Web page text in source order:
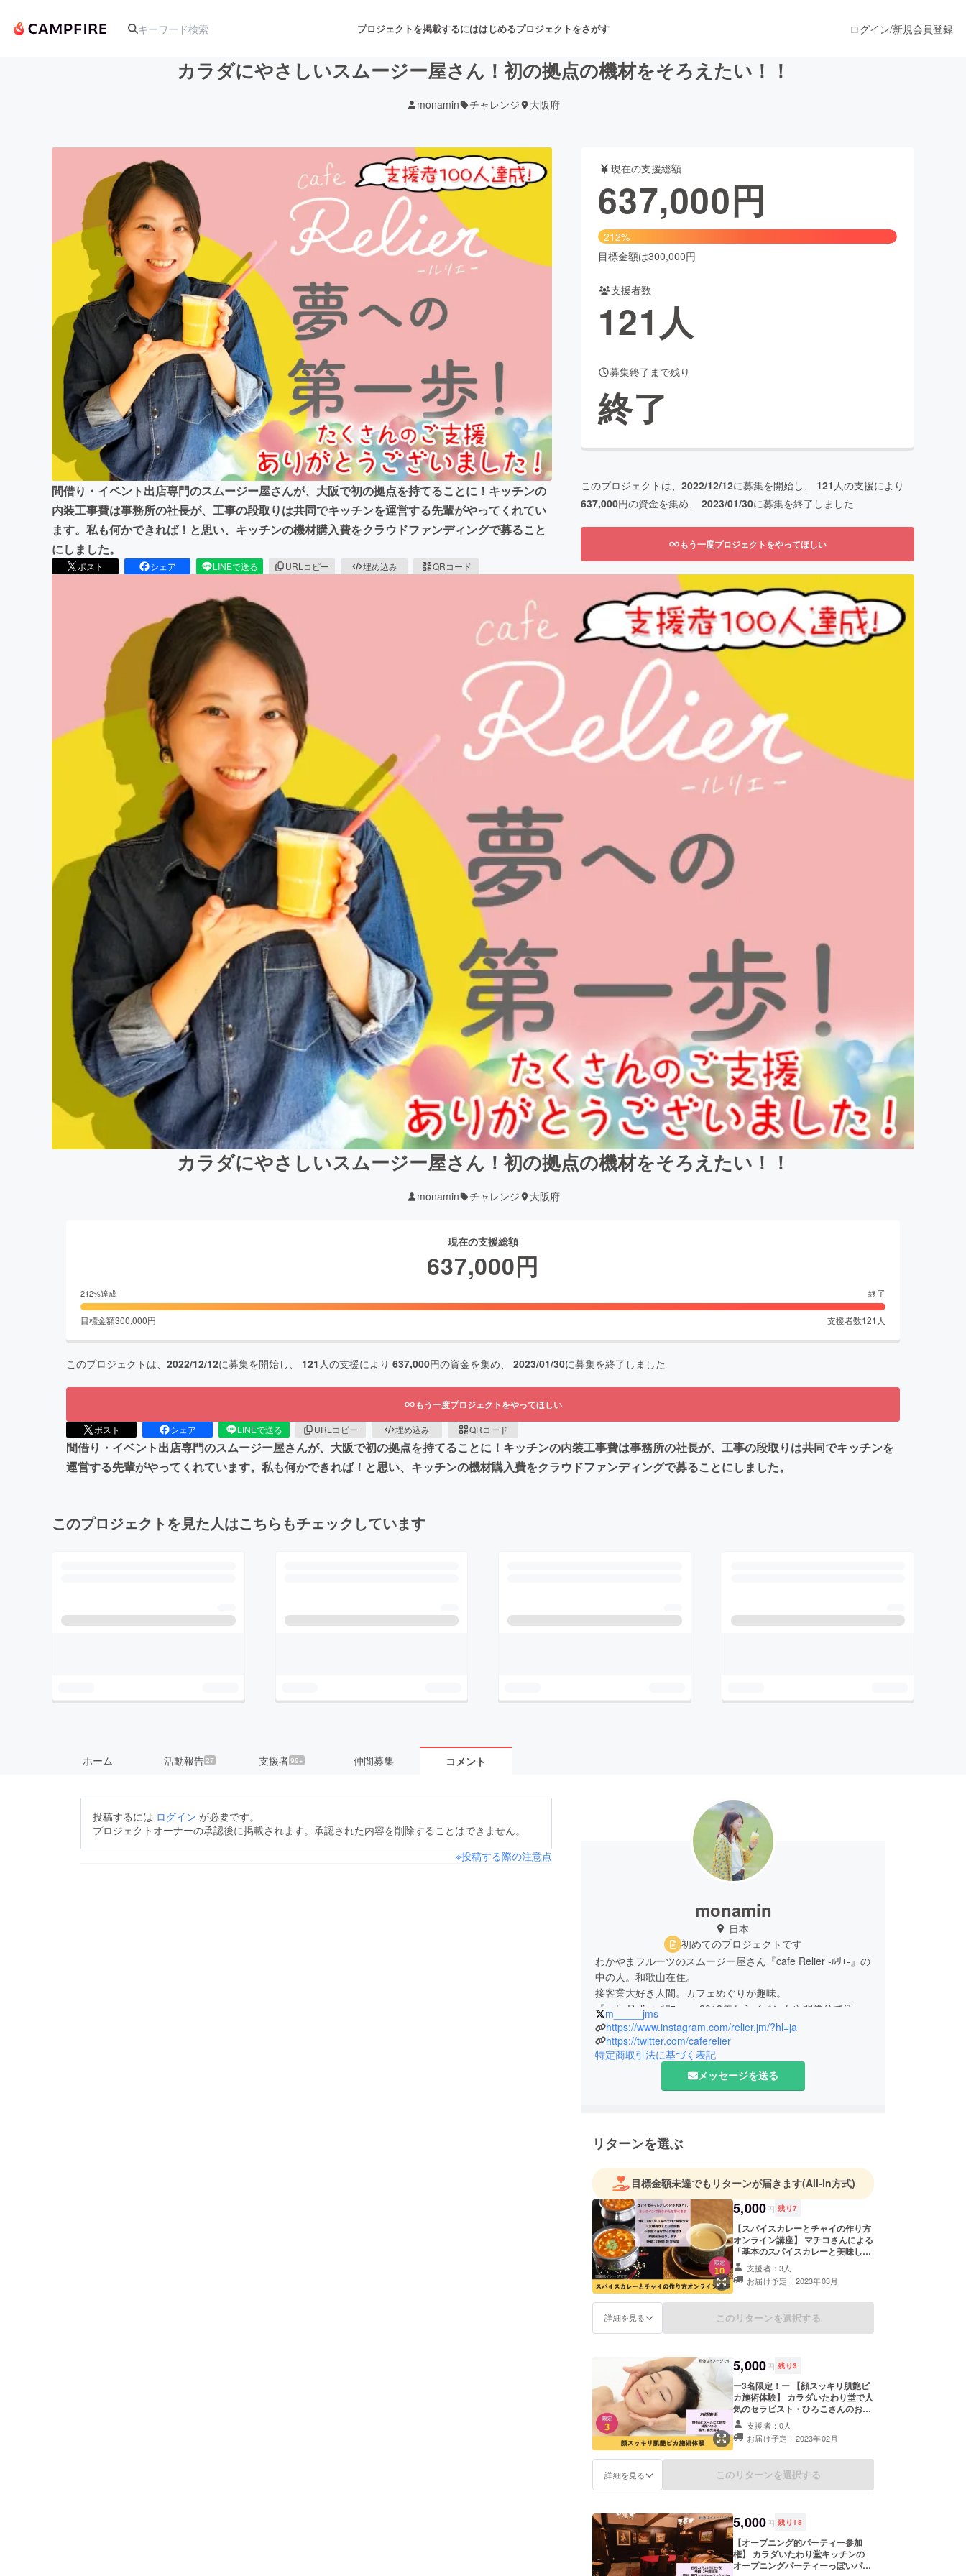
プロジェクトを掲載するにははじめるプロジェクトをさがす
アート・写真 音楽 舞台・パフォーマンス
テクノロジー・ガジェット ゲーム・サービス開発 ファッション
映像・映画 書籍・雑誌出版
ビジネス・起業 チャレンジ ビューティー・ヘルスケア
まちづくり・地域活性化
CAMPFIRE for Social Good CAMPFIRE Creation
CAMPFIREふるさと納税
machi-ya
ログイン/新規会員登録
カラダにやさしいスムージー屋さん！初の拠点の機材をそろえたい！！
monamin チャレンジ 大阪府
間借り・イベント出店専門のスムージー屋さんが、大阪で初の拠点を持てることに！キッチンの
内装工事費は事務所の社長が、工事の段取りは共同でキッチンを運営する先輩がやってくれてい
ます。私も何かできれば！と思い、キッチンの機材購入費をクラウドファンディングで募ること
にしました。
ポスト シェア LINEで送る URLコピー 埋め込み QRコード
現在の支援総額
637,000円
212%
目標金額は300,000円
支援者数
121人
募集終了まで残り
終了
このプロジェクトは、 2022/12/12に募集を開始し、 121 人の支援により
637,000円の資金を集め、 2023/01/30に募集を終了しました
もう一度プロジェクトをやってほしい
カラダにやさしいスムージー屋さん！初の拠点の機材をそろえたい！！
monamin チャレンジ 大阪府
現在の支援総額
637,000円
212%達成 終了
目標金額300,000円 支援者数121 人
このプロジェクトは、 2022/12/12に募集を開始し、 121 人の支援により 637,000円の資金を集め、 2023/01/30に募集を終了しました
もう一度プロジェクトをやってほしい
ポスト シェア LINEで送る URLコピー 埋め込み QRコード
間借り・イベント出店専門のスムージー屋さんが、大阪で初の拠点を持てることに！キッチンの内装工事費は事務所の社長が、工事の段取りは共同でキッチンを
運営する先輩がやってくれています。私も何かできれば！と思い、キッチンの機材購入費をクラウドファンディングで募ることにしました。
このプロジェクトを見た人はこちらもチェックしています
ホーム 活動報告27 支援者99+ 仲間募集 コメント
投稿するには ログイン が必要です。
プロジェクトオーナーの承認後に掲載されます。承認された内容を削除することはできません。
※投稿する際の注意点
monamin
日本
初めてのプロジェクトです
わかやまフルーツのスムージー屋さん『cafe Relier -ﾙﾘｴ-』の
中の人。和歌山在住。
接客業大好き人間。カフェめぐりが趣味。
『cafe Relier -ﾙﾘｴ-』☞2018年からイベントや間借りで活動
開始／2019年には知人のカフェとコラボで百貨店での出店を
経験／コロナ時期を経て細々と活動を続けています！みなさ
まいつもありがとう！！！
m_____jms
https://www.instagram.com/relier.jm/?hl=ja
https://twitter.com/caferelier
特定商取引法に基づく表記
メッセージを送る
リターンを選ぶ
目標金額未達でもリターンが届きます(All-in方式)
5,000円 残り7
【スパイスカレーとチャイの作り方
オンライン講座】 マチコさんによる
「基本のスパイスカレーと美味しい
チャイの作り方オンライン講座」を
受講できる権です。 スパイスセット
とレシピをお送りし、オンラインで
日程：2023年3月の土日で開催予定
（支援者さまと日程調整、参加でき
はメールにてお打合せいたします。
支援者：3人
お届け予定：2023年03月
詳細を見る このリターンを選択する
5,000円 残り3
ー3名限定！ー 【顔スッキリ肌艶ピ
カ施術体験】 カラダいたわり堂で人
気のセラピスト・ひろこさんのお顔
施術。 デコルテのリンパの流れを良
くした後、首と肩をしっかりほぐし
て緊張を取ってから頭と顔をしっか
がよくなります。 また、顔のツボ押
しもするので目の疲れにもおすす
費別途で出張も可能） ※詳細はメー
には個人差がありますので予めご了
承ください。 ※有効期限は、2023年
2月～2024年1月までの1年間です。
支援者：0人
お届け予定：2023年02月
詳細を見る このリターンを選択する
5,000円 残り18
【オープニング的パーティー参加
権】 カラダいたわり堂キッチンの
オープニングパーティーっぽいパー